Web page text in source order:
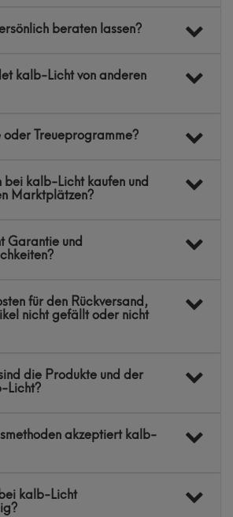
beraten lassen?
kalb-Licht von anderen
Treueprogramme?
bei kalb-Licht kaufen und
Marktplätzen?
Garantie und
für den Rückversand,
nicht gefällt oder nicht
die Produkte und der
Licht?
akzeptiert kalb-
kalb-Licht